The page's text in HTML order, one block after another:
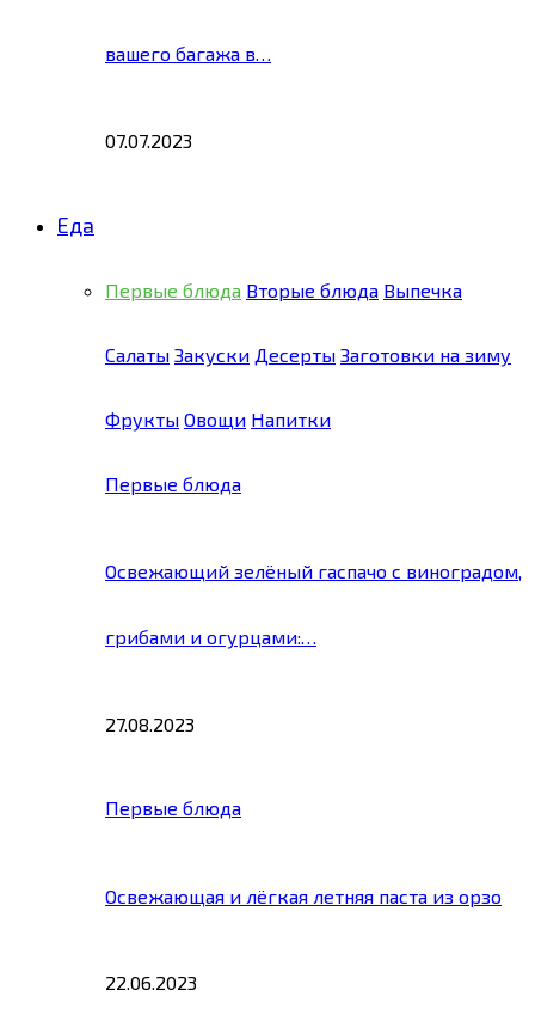
вашего багажа в…
07.07.2023
Еда
Первые блюда Вторые блюда Выпечка
Салаты Закуски Десерты Заготовки на зиму
Фрукты Овощи Напитки
Первые блюда
Освежающий зелёный гаспачо с виноградом,
грибами и огурцами:…
27.08.2023
Первые блюда
Освежающая и лёгкая летняя паста из орзо
22.06.2023